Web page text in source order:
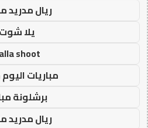
ريال مدريد
يلا شوت
shoot
مباريات
برشلونة
ريال مدريد